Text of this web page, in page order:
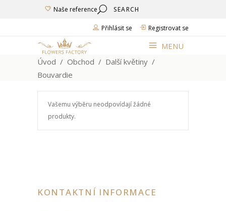
Naše reference Search
Přihlásit se
Registrovat se
MENU
Úvod / Obchod / Další květiny /
Bouvardie
Vašemu výběru neodpovídají žádné
produkty.
KONTAKTNÍ INFORMACE